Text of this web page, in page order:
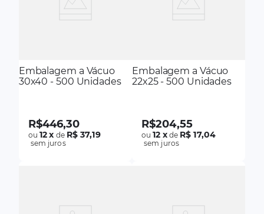
Embalagem a Vácuo
30x40 - 500 Unidades
R$446,30
ou12x de R$ 37,19
sem juros
Embalagem a Vácuo
22x25 - 500 Unidades
R$204,55
ou12 xde R$ 17,04
sem juros